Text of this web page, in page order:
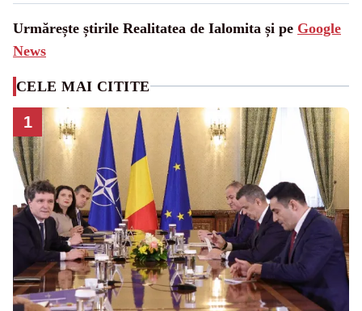
Urmărește știrile Realitatea de Ialomita și pe Google
News
CELE MAI CITITE
1